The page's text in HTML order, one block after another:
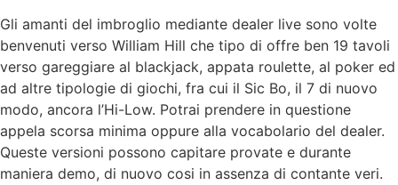
Gli amanti del imbroglio mediante dealer live sono volte
benvenuti verso William Hill che tipo di offre ben 19 tavoli
verso gareggiare al blackjack, appata roulette, al poker ed
ad altre tipologie di giochi, fra cui il Sic Bo, il 7 di nuovo
modo, ancora l’Hi-Low. Potrai prendere in questione
appela scorsa minima oppure alla vocabolario del dealer.
Queste versioni possono capitare provate e durante
maniera demo, di nuovo cosi in assenza di contante veri.